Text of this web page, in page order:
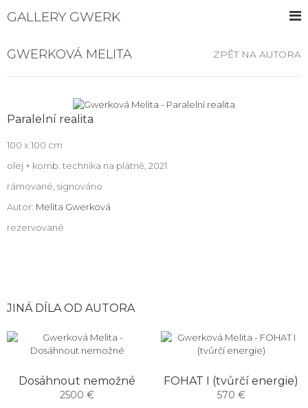
GALLERY GWERK
GWERKOVÁ MELITA ZPĚT NA AUTORA
Paralelní realita
100 x 100 cm
olej + komb. technika na plátně, 2021
rámované, signováno
Autor: Melita Gwerková
rezervované
JINÁ DÍLA OD AUTORA
Dosáhnout nemožné
2500 €
FOHAT I (tvůrčí energie)
570 €